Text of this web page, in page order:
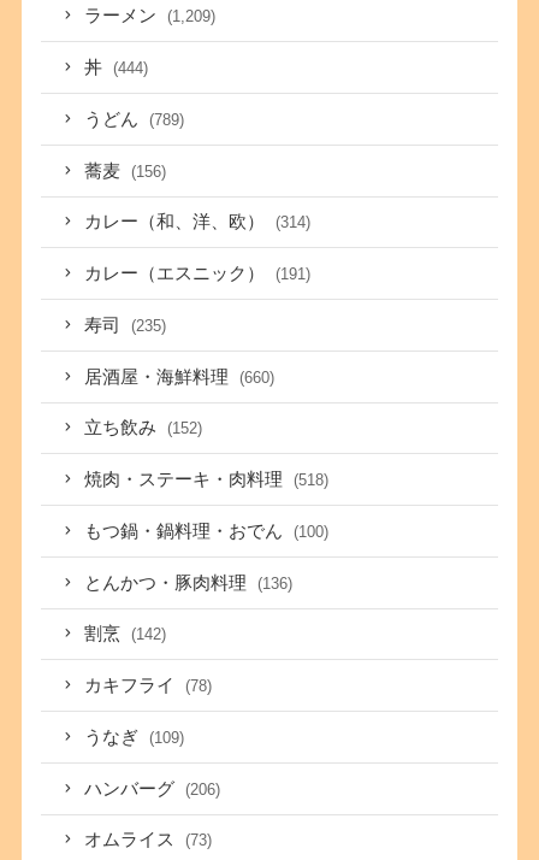
ラーメン (1,209)
丼 (444)
うどん (789)
蕎麦 (156)
カレー（和、洋、欧） (314)
カレー（エスニック） (191)
寿司 (235)
居酒屋・海鮮料理 (660)
立ち飲み (152)
焼肉・ステーキ・肉料理 (518)
もつ鍋・鍋料理・おでん (100)
とんかつ・豚肉料理 (136)
割烹 (142)
カキフライ (78)
うなぎ (109)
ハンバーグ (206)
オムライス (73)